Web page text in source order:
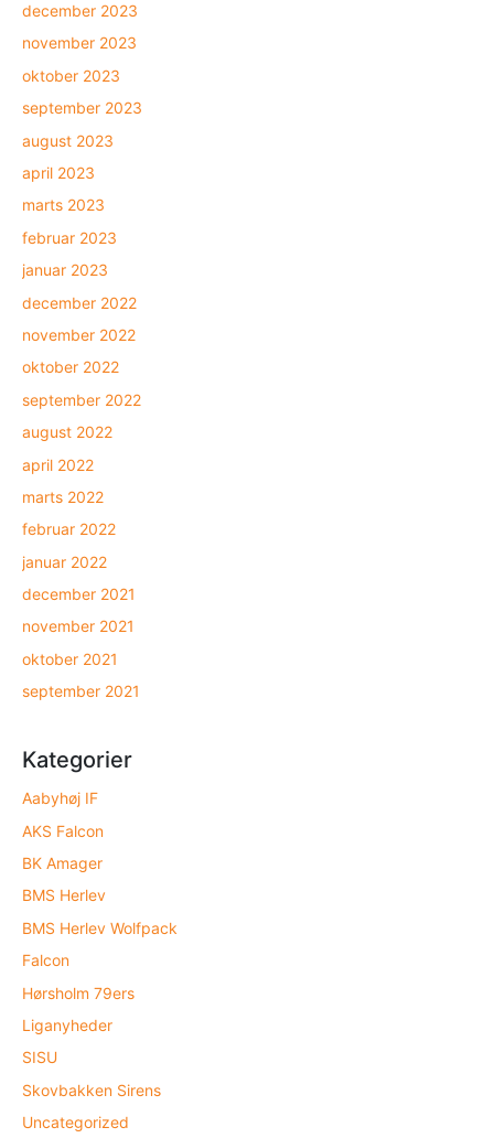
december 2023
november 2023
oktober 2023
september 2023
august 2023
april 2023
marts 2023
februar 2023
januar 2023
december 2022
november 2022
oktober 2022
september 2022
august 2022
april 2022
marts 2022
februar 2022
januar 2022
december 2021
november 2021
oktober 2021
september 2021
Kategorier
Aabyhøj IF
AKS Falcon
BK Amager
BMS Herlev
BMS Herlev Wolfpack
Falcon
Hørsholm 79ers
Liganyheder
SISU
Skovbakken Sirens
Uncategorized